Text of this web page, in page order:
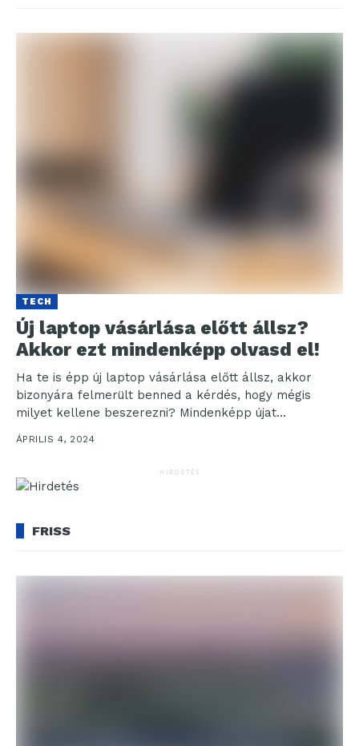
TECH
Új laptop vásárlása előtt állsz?
Akkor ezt mindenképp olvasd el!
Ha te is épp új laptop vásárlása előtt állsz, akkor
bizonyára felmerült benned a kérdés, hogy mégis
milyet kellene beszerezni? Mindenképp újat
szeretnél?...
ÁPRILIS 4, 2024
HIRDETÉS
FRISS